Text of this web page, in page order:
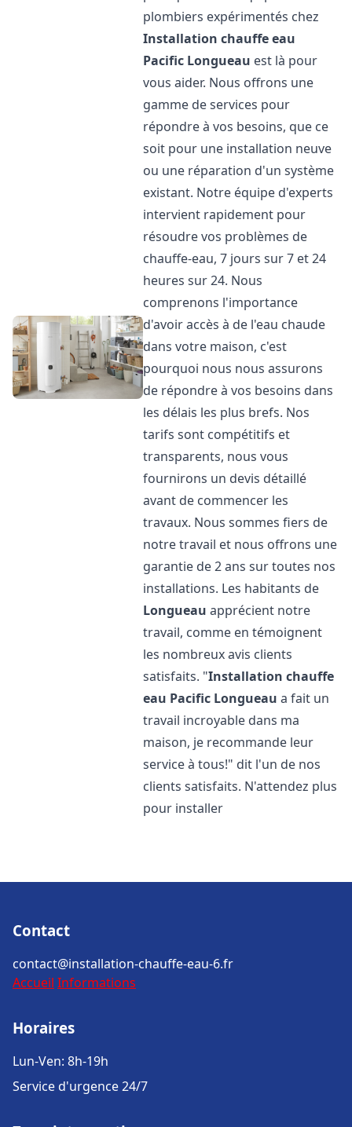
plombiers expérimentés chez
Installation chauffe eau
Pacific Longueau est là pour
vous aider. Nous offrons une
gamme de services pour
répondre à vos besoins, que ce
soit pour une installation neuve
ou une réparation d'un système
existant. Notre équipe d'experts
intervient rapidement pour
résoudre vos problèmes de
chauffe-eau, 7 jours sur 7 et 24
heures sur 24. Nous
comprenons l'importance
d'avoir accès à de l'eau chaude
dans votre maison, c'est
pourquoi nous nous assurons
de répondre à vos besoins dans
les délais les plus brefs. Nos
tarifs sont compétitifs et
transparents, nous vous
fournirons un devis détaillé
avant de commencer les
travaux. Nous sommes fiers de
notre travail et nous offrons une
garantie de 2 ans sur toutes nos
installations. Les habitants de
Longueau apprécient notre
travail, comme en témoignent
les nombreux avis clients
satisfaits. "Installation chauffe
eau Pacific Longueau a fait un
travail incroyable dans ma
maison, je recommande leur
service à tous!" dit l'un de nos
clients satisfaits. N'attendez plus
pour installer
Contact
contact@installation-chauffe-eau-6.fr
Accueil Informations
Horaires
Lun-Ven: 8h-19h
Service d'urgence 24/7